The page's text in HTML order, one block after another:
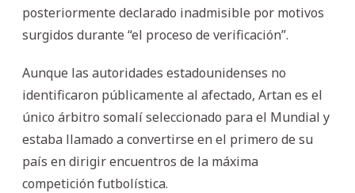
posteriormente declarado inadmisible por motivos
surgidos durante “el proceso de verificación”.
Aunque las autoridades estadounidenses no
identificaron públicamente al afectado, Artan es el
único árbitro somalí seleccionado para el Mundial y
estaba llamado a convertirse en el primero de su
país en dirigir encuentros de la máxima
competición futbolística.